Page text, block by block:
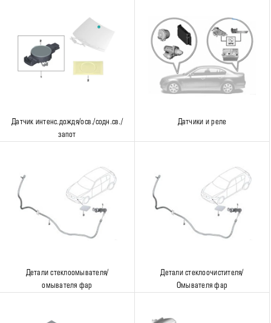
Датчик интенс.дождя/осв./содн.св./
запот
Датчики и реле
Детали стеклоомывателя/
омывателя фар
Детали стеклоочистителя/
Омывателя фар